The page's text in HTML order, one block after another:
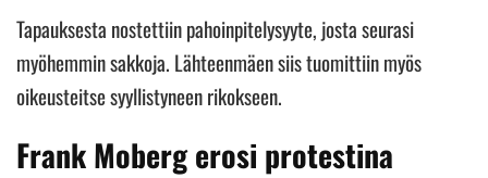
Tapauksesta nostettiin pahoinpitelysyyte, josta seurasi
myöhemmin sakkoja. Lähteenmäen siis tuomittiin myös
oikeusteitse syyllistyneen rikokseen.
Frank Moberg erosi protestina